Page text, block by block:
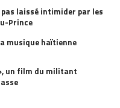
laissé intimider par les
Prince
musique haïtienne
un film du militant